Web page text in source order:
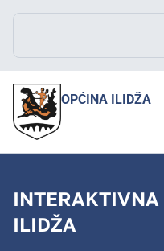
OPĆINA ILIDŽA
INTERAKTIVNA
ILIDŽA